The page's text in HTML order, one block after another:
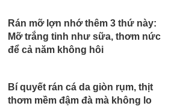
Rán mỡ lợn nhớ thêm 3 thứ này:
Mỡ trắng tinh như sữa, thơm nức
để cả năm không hôi
Bí quyết rán cá da giòn rụm, thịt
thơm mềm đậm đà mà không lo